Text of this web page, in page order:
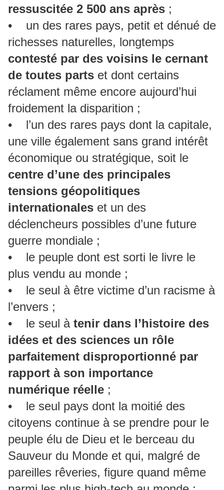
ressuscitée 2 500 ans après ;
• un des rares pays, petit et dénué de
richesses naturelles, longtemps
contesté par des voisins le cernant
de toutes parts et dont certains
réclament même encore aujourd’hui
froidement la disparition ;
• l’un des rares pays dont la capitale,
une ville également sans grand intérêt
économique ou stratégique, soit le
centre d’une des principales
tensions géopolitiques
internationales et un des
déclencheurs possibles d’une future
guerre mondiale ;
• le peuple dont est sorti le livre le
plus vendu au monde ;
• le seul à être victime d’un racisme à
l’envers ;
• le seul àtenir dans l’histoire des
idées et des sciences un rôle
parfaitement disproportionné par
rapport à son importance
numérique réelle ;
• le seul pays dont la moitié des
citoyens continue à se prendre pour le
peuple élu de Dieu et le berceau du
Sauveur du Monde et qui, malgré de
pareilles rêveries, figure quand même